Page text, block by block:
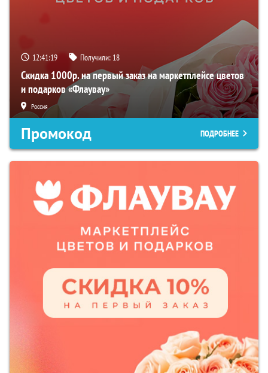
12:41:18 Получили: 18
Скидка 1000р. на первый заказ на маркетплейсе цветов
и подарков «Флаувау»
Россия
Промокод ПОДРОБНЕЕ